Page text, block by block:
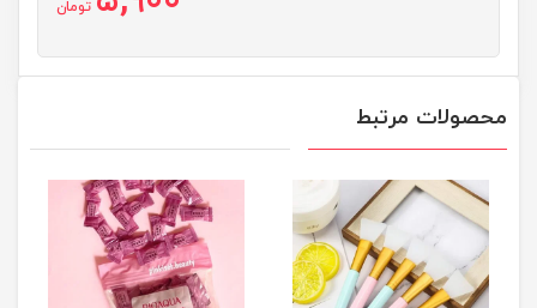
تومان
محصولات مرتبط